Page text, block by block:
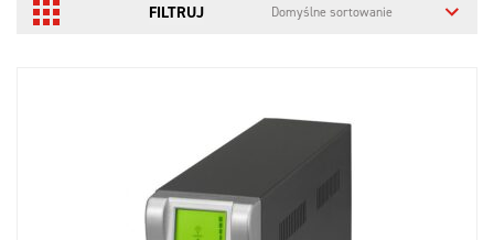
Domyślne sortowanie
FILTRUJ